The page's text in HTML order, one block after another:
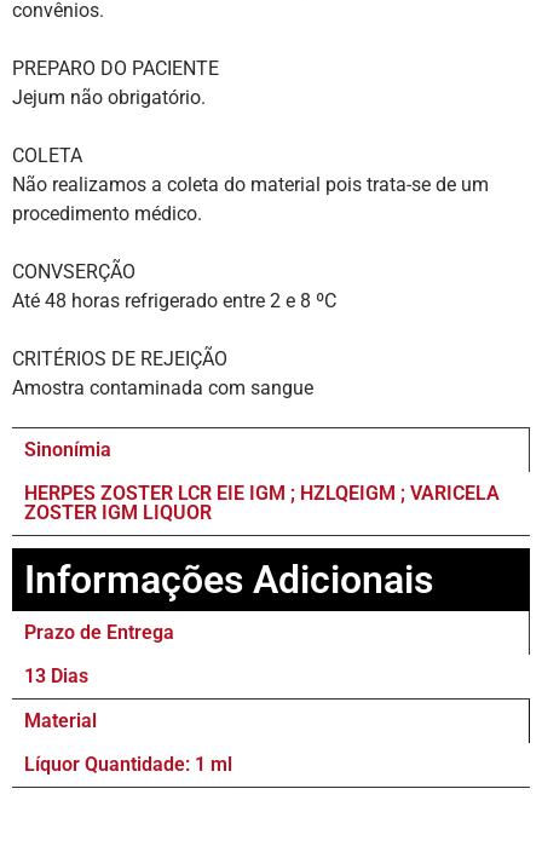
convênios.
PREPARO DO PACIENTE
Jejum não obrigatório.
COLETA
Não realizamos a coleta do material pois trata-se de um
procedimento médico.
CONVSERÇÃO
Até 48 horas refrigerado entre 2 e 8 ºC
CRITÉRIOS DE REJEIÇÃO
Amostra contaminada com sangue
Sinonímia
HERPES ZOSTER LCR EIE IGM ; HZLQEIGM ; VARICELA
ZOSTER IGM LIQUOR
Informações Adicionais
Prazo de Entrega
13 Dias
Material
Líquor Quantidade: 1 ml